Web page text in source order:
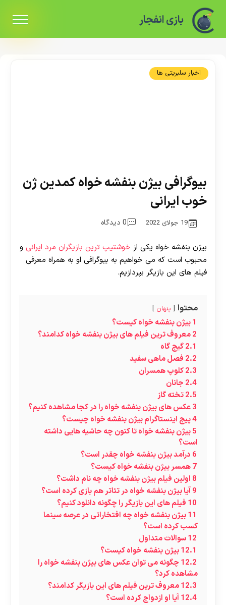
بازی انفجار
اخبار سلبریتی ها
بیوگرافی بیژن بنفشه خواه کمدین ژن
خوب ایرانی
19 جولای 2022 0 دیدگاه
بیژن بنفشه خواه یکی از خوشتیپ ترین بازیگران مرد ایرانی و
محبوب است که می خواهیم به بیوگرافی او به همراه معرفی
فیلم های این بازیگر بپردازیم.
محتوا پنهان
1بیژن بنفشه خواه کیست؟
2معروف ترین فیلم های بیژن بنفشه خواه کدامند؟
2.1گیج‌ گاه
2.2 فصل ماهی سفید
2.3کلوپ همسران
2.4 جانان
2.5تخته‌ گاز
3عکس های بیژن بنفشه خواه را در کجا مشاهده کنیم؟
4پیج اینستاگرام بیژن بنفشه خواه چیست؟
5بیژن بنفشه خواه تا کنون چه حاشیه هایی داشته
است؟
6 درآمد بیژن بنفشه خواه چقدر است؟
7همسر بیژن بنفشه خواه کیست؟
8 اولین فیلم بیژن بنفشه خواه چه نام داشت؟
9آیا بیژن بنفشه خواه در تئاتر هم بازی کرده است؟
10 فیلم های این بازیگر را چگونه دانلود کنیم؟
11بیژن بنفشه خواه چه افتخاراتی در عرصه سینما
کسب کرده است؟
12سوالات متداول
12.1بیژن بنفشه خواه کیست؟
12.2 چگونه می توان عکس های بیژن بنفشه خواه را
مشاهده کرد؟
12.3معروف ترین فیلم های این بازیگر کدامند؟
12.4آیا او ازدواج کرده است؟